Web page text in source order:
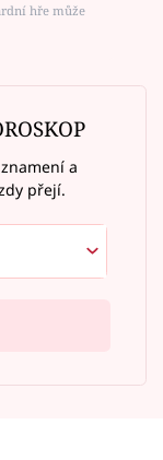
hře může
a
přejí.